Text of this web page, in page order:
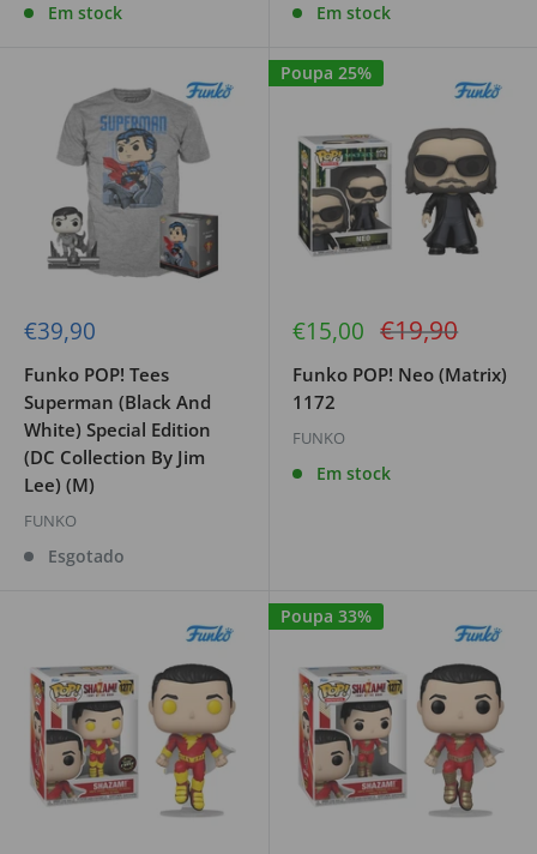
Em stock Em stock
Preço
venda
€39,90
Funko POP! Tees
Superman (Black And
White) Special Edition
(DC Collection By Jim
Lee) (M)
FUNKO
Esgotado
Poupa 25%
Preço
venda
€15,00 Preço
regular
€19,90
Funko POP! Neo (Matrix)
1172
FUNKO
Em stock
Poupa 33%